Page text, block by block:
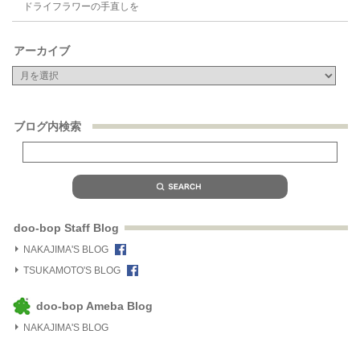
ドライフラワーの手直しを
アーカイブ
ブログ内検索
doo-bop Staff Blog
NAKAJIMA'S BLOG
TSUKAMOTO'S BLOG
doo-bop Ameba Blog
NAKAJIMA'S BLOG